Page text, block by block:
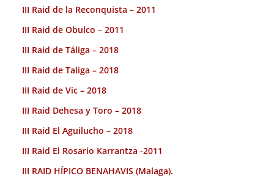
III Raid de la Reconquista – 2011
III Raid de Obulco – 2011
III Raid de Táliga – 2018
III Raid de Taliga – 2018
III Raid de Vic – 2018
III Raid Dehesa y Toro – 2018
III Raid El Aguilucho – 2018
III Raid El Rosario Karrantza -2011
III RAID HÍPICO BENAHAVIS (Malaga).